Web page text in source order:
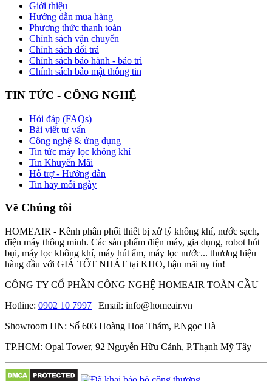
Giới thiệu
Hướng dẫn mua hàng
Phương thức thanh toán
Chính sách vận chuyển
Chính sách đổi trả
Chính sách bảo hành - bảo trì
Chính sách bảo mật thông tin
TIN TỨC - CÔNG NGHỆ
Hỏi đáp (FAQs)
Bài viết tư vấn
Công nghệ & ứng dụng
Tin tức máy lọc không khí
Tin Khuyến Mãi
Hỗ trợ - Hướng dẫn
Tin hay mỗi ngày
Về Chúng tôi
HOMEAIR - Kênh phân phối thiết bị xử lý không khí, nước sạch,
điện máy thông minh. Các sản phẩm điện máy, gia dụng, robot hút
bụi, máy lọc không khí, máy hút ẩm, máy lọc nước... thương hiệu
hàng đầu với GIÁ TỐT NHÁT tại KHO, hậu mãi uy tín!
CÔNG TY CỔ PHẦN CÔNG NGHỆ HOMEAIR TOÀN CẦU
Hotline: 0902 10 7997 | Email: info@homeair.vn
Showroom HN: Số 603 Hoàng Hoa Thám, P.Ngọc Hà
TP.HCM: Opal Tower, 92 Nguyễn Hữu Cảnh, P.Thạnh Mỹ Tây